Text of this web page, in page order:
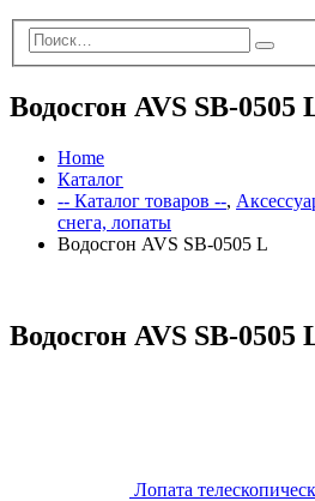
Водосгон AVS SB-0505
Home
Каталог
-- Каталог товаров --,
снега, лопаты
Водосгон AVS SB-0505 L
Водосгон AVS SB-0505
Лопата